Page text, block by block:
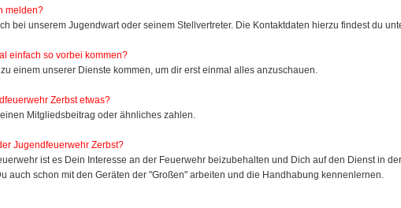
melden?
bei unserem Jugendwart oder seinem Stellvertreter. Die Kontaktdaten hierzu findest du
einfach so vorbei kommen?
einem unserer Dienste kommen, um dir erst einmal alles anzuschauen.
Zerbst etwas?
Mitgliedsbeitrag oder ähnliches zahlen.
Jugendfeuerwehr Zerbst?
ist es Dein Interesse an der Feuerwehr beizubehalten und Dich auf den Dienst in
auch schon mit den Geräten der "Großen" arbeiten und die Handhabung kennenlernen.